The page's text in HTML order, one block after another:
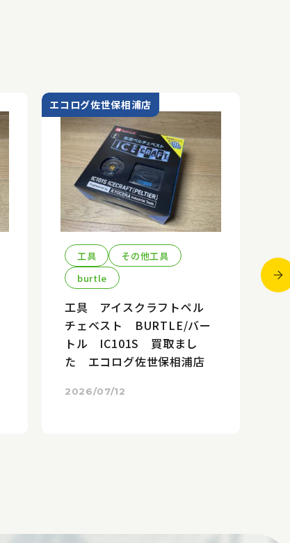
エコログ佐世保相浦店
工具
その他工具
burtle
工具 アイスクラフトペル
チェベスト BURTLE/バー
トル IC101S 買取まし
た エコログ佐世保相浦店
2026/07/12